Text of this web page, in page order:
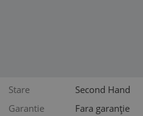
Stare
Second Hand
Garantie
Fara garanție